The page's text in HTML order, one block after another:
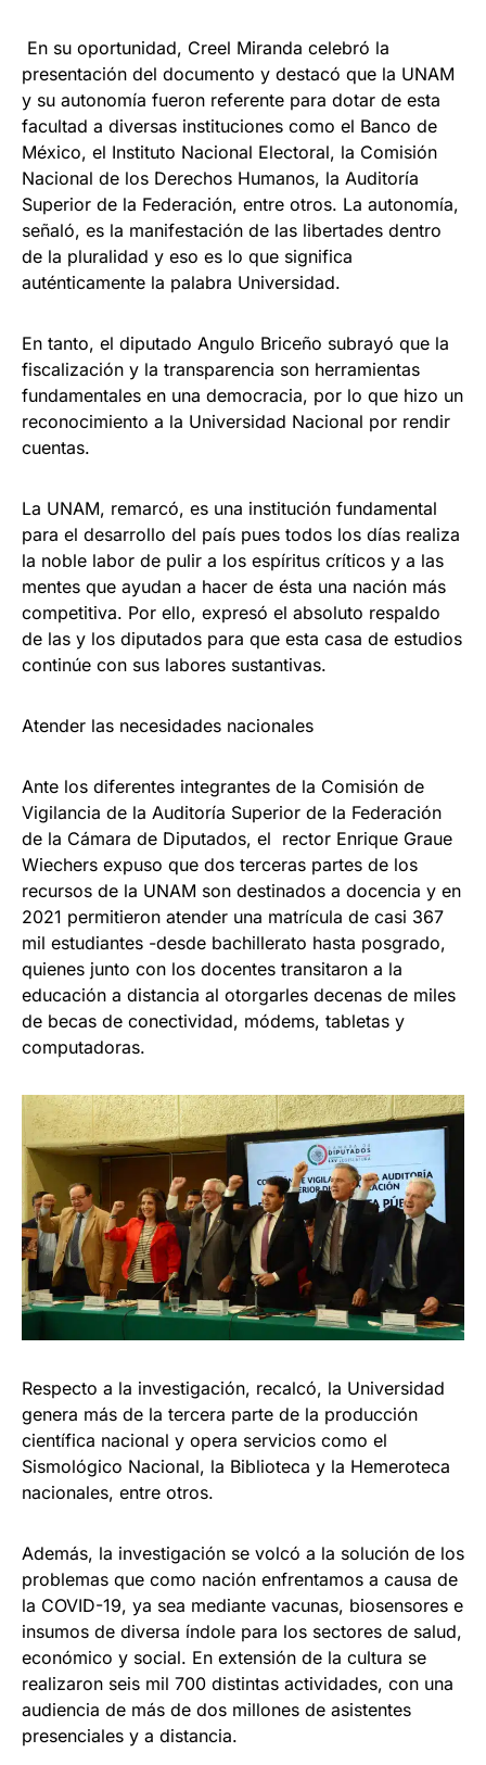
En su oportunidad, Creel Miranda celebró la
presentación del documento y destacó que la UNAM
y su autonomía fueron referente para dotar de esta
facultad a diversas instituciones como el Banco de
México, el Instituto Nacional Electoral, la Comisión
Nacional de los Derechos Humanos, la Auditoría
Superior de la Federación, entre otros. La autonomía,
señaló, es la manifestación de las libertades dentro
de la pluralidad y eso es lo que significa
auténticamente la palabra Universidad.
En tanto, el diputado Angulo Briceño subrayó que la
fiscalización y la transparencia son herramientas
fundamentales en una democracia, por lo que hizo un
reconocimiento a la Universidad Nacional por rendir
cuentas.
La UNAM, remarcó, es una institución fundamental
para el desarrollo del país pues todos los días realiza
la noble labor de pulir a los espíritus críticos y a las
mentes que ayudan a hacer de ésta una nación más
competitiva. Por ello, expresó el absoluto respaldo
de las y los diputados para que esta casa de estudios
continúe con sus labores sustantivas.
Atender las necesidades nacionales
Ante los diferentes integrantes de la Comisión de
Vigilancia de la Auditoría Superior de la Federación
de la Cámara de Diputados, el rector Enrique Graue
Wiechers expuso que dos terceras partes de los
recursos de la UNAM son destinados a docencia y en
2021 permitieron atender una matrícula de casi 367
mil estudiantes -desde bachillerato hasta posgrado,
quienes junto con los docentes transitaron a la
educación a distancia al otorgarles decenas de miles
de becas de conectividad, módems, tabletas y
computadoras.
Respecto a la investigación, recalcó, la Universidad
genera más de la tercera parte de la producción
científica nacional y opera servicios como el
Sismológico Nacional, la Biblioteca y la Hemeroteca
nacionales, entre otros.
Además, la investigación se volcó a la solución de los
problemas que como nación enfrentamos a causa de
la COVID-19, ya sea mediante vacunas, biosensores e
insumos de diversa índole para los sectores de salud,
económico y social. En extensión de la cultura se
realizaron seis mil 700 distintas actividades, con una
audiencia de más de dos millones de asistentes
presenciales y a distancia.